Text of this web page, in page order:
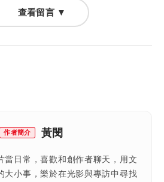
查看留言 ▼
作者簡介 黃閔
當日常，喜歡和創作者聊天，用文
大小事，樂於在光影與專訪中尋找